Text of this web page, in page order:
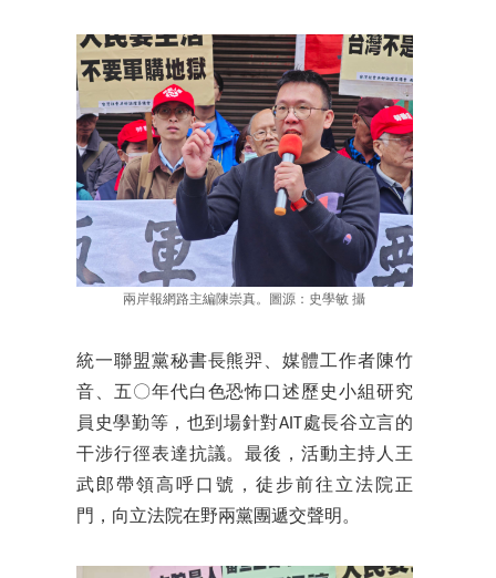
兩岸報網路主編陳崇真。圖源：史學敏 攝
統一聯盟黨秘書長熊羿、媒體工作者陳竹
音、五〇年代白色恐怖口述歷史小組研究
員史學勤等，也到場針對AIT處長谷立言的
干涉行徑表達抗議。最後，活動主持人王
武郎帶領高呼口號，徒步前往立法院正
門，向立法院在野兩黨團遞交聲明。